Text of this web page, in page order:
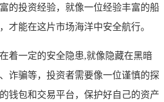
的投资经验，就像一位经验丰富的船
才能在这片市场海洋中安全航行。
着一定的安全隐患,就像隐藏在黑暗
诈骗等，投资者需要像一位谨慎的探
钱包和交易平台，保护好自己的资产